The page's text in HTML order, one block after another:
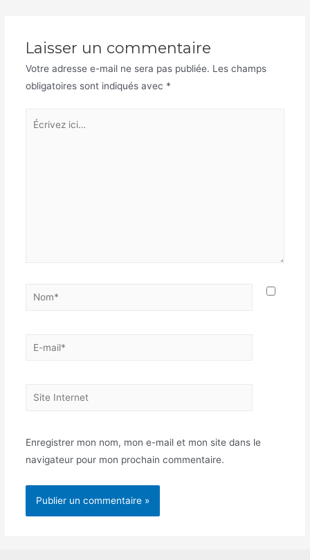
Laisser un commentaire
Votre adresse e-mail ne sera pas publiée. Les champs
obligatoires sont indiqués avec *
Écrivez
Nom*
E-
Site
Enregistrer mon nom, mon e-mail et mon site dans le
navigateur pour mon prochain commentaire.